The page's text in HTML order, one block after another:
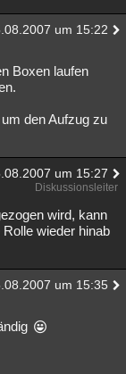
um 15:22
Boxen laufen
den Aufzug zu
um 15:27
Diskussionsleiter
wird, kann
wieder hinab
um 15:35